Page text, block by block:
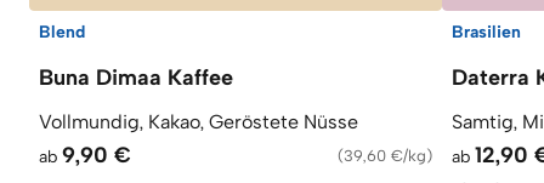
Blend
Buna Dimaa Kaffee
Vollmundig, Kakao, Geröstete Nüsse
ab 9,90 € (39,60 €/kg)
Brasilien
Daterra
Samtig,
ab 12,90